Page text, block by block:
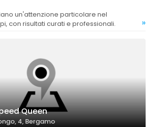
con risultati curati e professionali.
»
Queen
4, Bergamo